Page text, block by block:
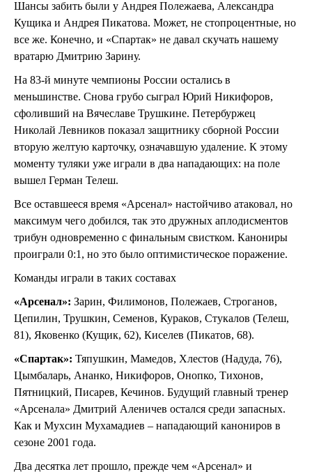
Шансы забить были у Андрея Полежаева, Александра
Кущика и Андрея Пикатова. Может, не стопроцентные, но
все же. Конечно, и «Спартак» не давал скучать нашему
вратарю Дмитрию Зарину.
На 83-й минуте чемпионы России остались в
меньшинстве. Снова грубо сыграл Юрий Никифоров,
сфоливший на Вячеславе Трушкине. Петербуржец
Николай Левников показал защитнику сборной России
вторую желтую карточку, означавшую удаление. К этому
моменту туляки уже играли в два нападающих: на поле
вышел Герман Телеш.
Все оставшееся время «Арсенал» настойчиво атаковал, но
максимум чего добился, так это дружных аплодисментов
трибун одновременно с финальным свистком. Канониры
проиграли 0:1, но это было оптимистическое поражение.
Команды играли в таких составах
«Арсенал»: Зарин, Филимонов, Полежаев, Строганов,
Цепилин, Трушкин, Семенов, Кураков, Стукалов (Телеш,
81), Яковенко (Кущик, 62), Киселев (Пикатов, 68).
«Спартак»: Тяпушкин, Мамедов, Хлестов (Надуда, 76),
Цымбаларь, Ананко, Никифоров, Онопко, Тихонов,
Пятницкий, Писарев, Кечинов. Будущий главный тренер
«Арсенала» Дмитрий Аленичев остался среди запасных.
Как и Мухсин Мухамадиев – нападающий канониров в
сезоне 2001 года.
Два десятка лет прошло, прежде чем «Арсенал» и